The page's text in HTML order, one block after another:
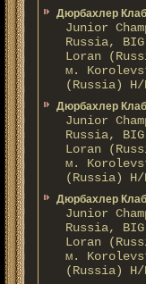
Дюрбахлер
Junior
Russia,
Loran
м.
(Russia)
Дюрбахлер
Junior
Russia,
Loran
м.
(Russia)
Дюрбахлер
Junior
Russia,
Loran
м.
(Russia)